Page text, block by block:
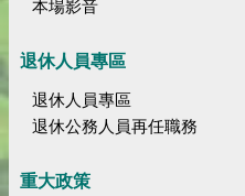
本場影音
退休人員專區
退休人員專區
退休公務人員再任職務
重大政策